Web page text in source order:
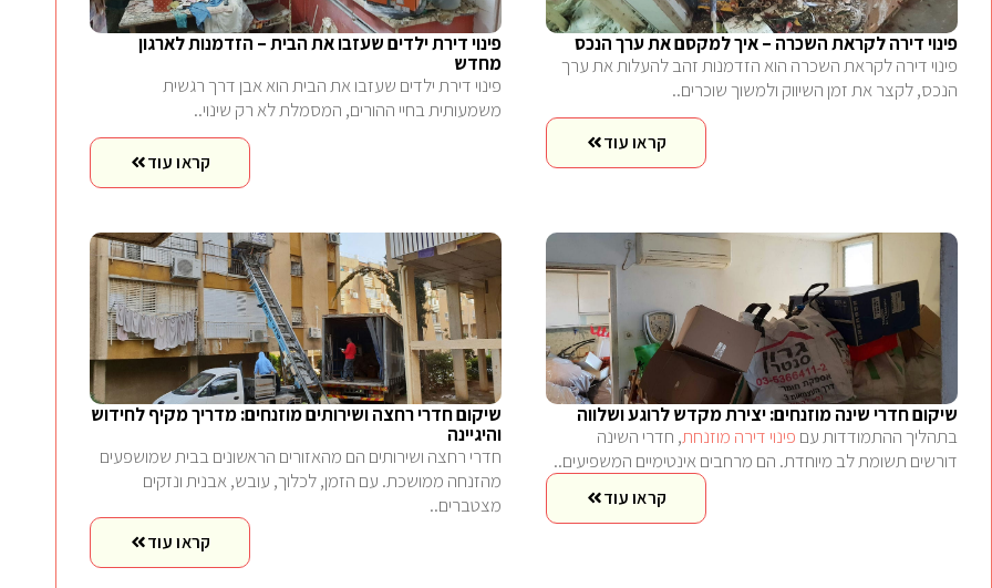
פינוי דירה לקראת השכרה – איך למקסם את ערך הנכס
פינוי דירה לקראת השכרה הוא הזדמנות זהב להעלות את ערך
הנכס, לקצר את זמן השיווק ולמשוך שוכרים..
קראו עוד
פינוי דירת ילדים שעזבו את הבית – הזדמנות לארגון
מחדש
פינוי דירת ילדים שעזבו את הבית הוא אבן דרך רגשית
משמעותית בחיי ההורים, המסמלת לא רק שינוי..
קראו עוד
שיקום חדרי שינה מוזנחים: יצירת מקדש לרוגע ושלווה
בתהליך ההתמודדות עם פינוי דירה מוזנחת, חדרי השינה
דורשים תשומת לב מיוחדת. הם מרחבים אינטימיים המשפיעים..
קראו עוד
שיקום חדרי רחצה ושירותים מוזנחים: מדריך מקיף לחידוש
והיגיינה
חדרי רחצה ושירותים הם מהאזורים הראשונים בבית שמושפעים
מהזנחה ממושכת. עם הזמן, לכלוך, עובש, אבנית ונזקים
מצטברים..
קראו עוד